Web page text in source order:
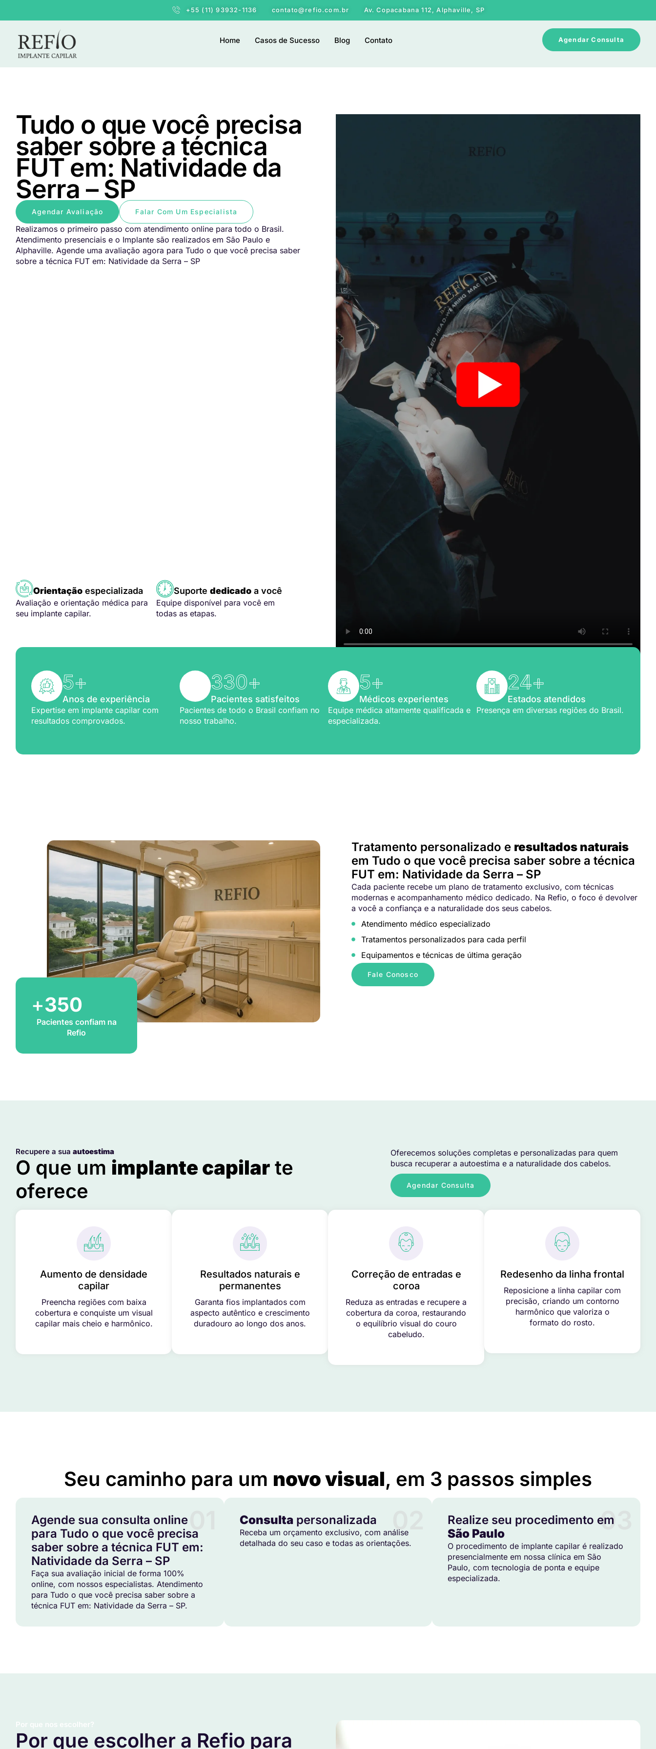
+55 (11) 93932-1136 contato@refio.com.br Av. Copacabana 112, Alphaville, SP
Home Casos de Sucesso Blog Contato Agendar Consulta
Tudo o que você precisa
saber sobre a técnica
FUT em: Natividade da
Serra – SP
Agendar Avaliação Falar Com Um Especialista
Realizamos o primeiro passo com atendimento online para todo o Brasil.
Atendimento presenciais e o Implante são realizados em São Paulo e
Alphaville. Agende uma avaliação agora para Tudo o que você precisa saber
sobre a técnica FUT em: Natividade da Serra – SP
Orientação especializada
Avaliação e orientação médica para
seu implante capilar.
Suporte dedicado a você
Equipe disponível para você em
todas as etapas.
5+
Anos de experiência
Expertise em implante capilar com
resultados comprovados.
330+
Pacientes satisfeitos
Pacientes de todo o Brasil confiam no
nosso trabalho.
5+
Médicos experientes
Equipe médica altamente qualificada e
especializada.
24+
Estados atendidos
Presença em diversas regiões do Brasil.
+350
Pacientes confiam na
Refio
Tratamento personalizado e resultados naturais
em Tudo o que você precisa saber sobre a técnica
FUT em: Natividade da Serra – SP
Cada paciente recebe um plano de tratamento exclusivo, com técnicas
modernas e acompanhamento médico dedicado. Na Refio, o foco é devolver
a você a confiança e a naturalidade dos seus cabelos.
Atendimento médico especializado
Tratamentos personalizados para cada perfil
Equipamentos e técnicas de última geração
Fale Conosco
Recupere a sua autoestima
O que um implante capilar te
oferece
Oferecemos soluções completas e personalizadas para quem
busca recuperar a autoestima e a naturalidade dos cabelos.
Agendar Consulta
Aumento de densidade
capilar
Preencha regiões com baixa
cobertura e conquiste um visual
capilar mais cheio e harmônico.
Resultados naturais e
permanentes
Garanta fios implantados com
aspecto autêntico e crescimento
duradouro ao longo dos anos.
Correção de entradas e
coroa
Reduza as entradas e recupere a
cobertura da coroa, restaurando
o equilíbrio visual do couro
cabeludo.
Redesenho da linha frontal
Reposicione a linha capilar com
precisão, criando um contorno
harmônico que valoriza o
formato do rosto.
Seu caminho para um novo visual, em 3 passos simples
Agende sua consulta online
para Tudo o que você precisa
saber sobre a técnica FUT em:
Natividade da Serra – SP
Faça sua avaliação inicial de forma 100%
online, com nossos especialistas. Atendimento
para Tudo o que você precisa saber sobre a
técnica FUT em: Natividade da Serra – SP.
02
Consultapersonalizada
Receba um orçamento exclusivo, com análise
detalhada do seu caso e todas as orientações.
03
Realize seu procedimento em
São Paulo
O procedimento de implante capilar é realizado
presencialmente em nossa clínica em São
Paulo, com tecnologia de ponta e equipe
especializada.
Por que nos escolher?
Por que escolher a Refio para